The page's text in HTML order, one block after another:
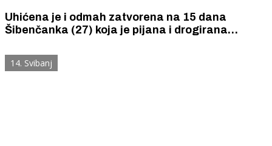
Uhićena je i odmah zatvorena na 15 dana
Šibenčanka (27) koja je pijana i drogirana
14. Svibanj